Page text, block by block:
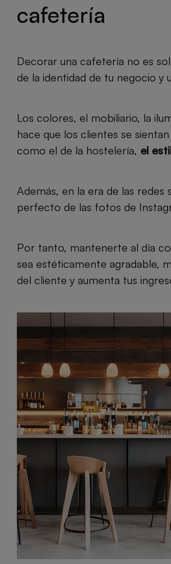
cafetería
Decorar una cafetería no es
de la identidad de tu negocio y
Los colores, el mobiliario, la
hace que los clientes se
como el de la hostelería, el
Además, en la era de las redes
perfecto de las fotos de
Por tanto, mantenerte al día
sea estéticamente agradable,
del cliente y aumenta tus